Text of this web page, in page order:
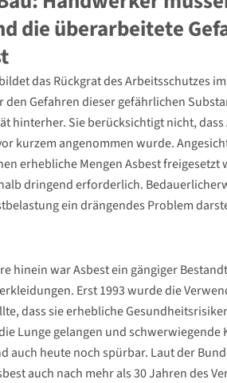
die überarbeitete
das Rückgrat des Arbeitsschutzes
Gefahren dieser gefährlichen
hinterher. Sie berücksichtigt nicht,
kurzem angenommen wurde.
erhebliche Mengen Asbest
dringend erforderlich.
ein drängendes Problem
hinein war Asbest ein gängiger
Erst 1993 wurde die
dass sie erhebliche
Lunge gelangen und
auch heute noch spürbar. Laut der
auch nach mehr als 30 Jahren des